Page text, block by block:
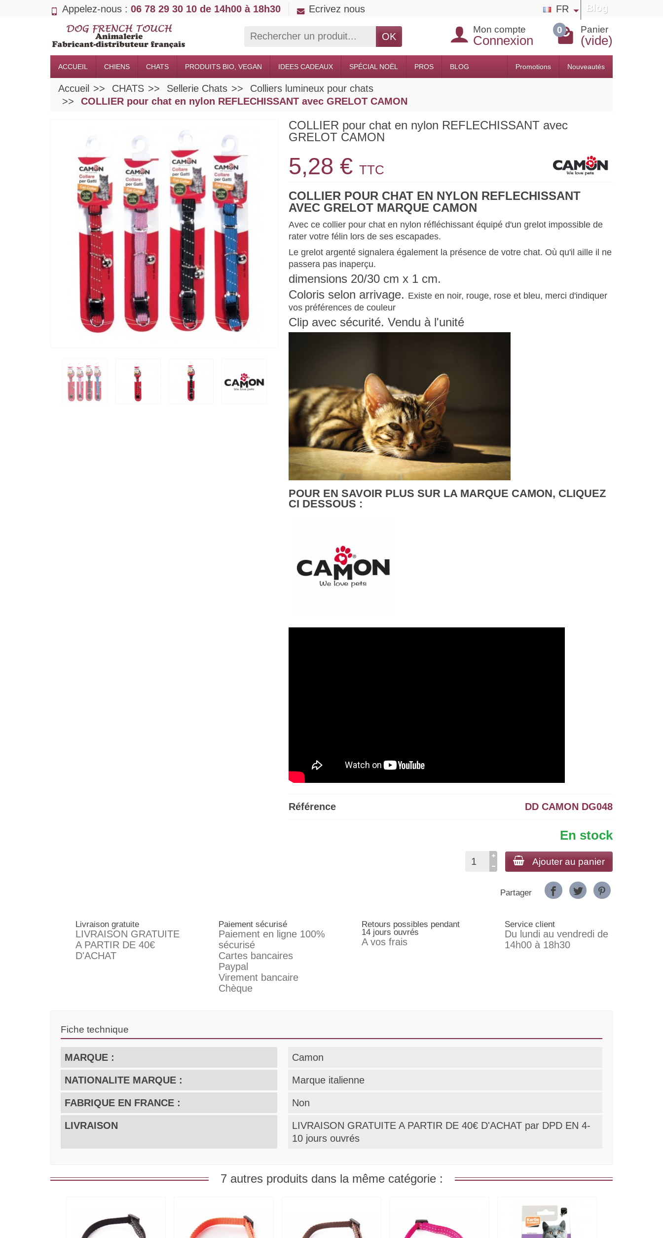
Appelez-nous : 06 78 29 30 10 de 14h00 à 18h30 Ecrivez nous FR Blog
OK
Mon compte
Connexion
0 Panier
(vide)
ACCUEIL CHIENS CHATS PRODUITS BIO, VEGAN IDEES CADEAUX SPÉCIAL NOËL PROS BLOG Promotions Nouveautés
Accueil CHATS Sellerie Chats
Colliers lumineux pour chats
COLLIER pour chat en nylon REFLECHISSANT avec GRELOT CAMON
COLLIER pour chat en nylon REFLECHISSANT avec
GRELOT CAMON
5,28 €TTC
COLLIER POUR CHAT EN NYLON REFLECHISSANT
AVEC GRELOT MARQUE CAMON
Avec cecollier pour chat en nylon réfléchissant équipé d'un grelot impossible de
rater votre félin lors de ses escapades.
Le grelot argenté signalera également la présence de votre chat. Où qu'il aille il ne
passera pas inaperçu.
dimensions 20/30 cm x 1 cm.
Coloris selon arrivage. Existe en noir, rouge, rose et bleu, merci d'indiquer
vos préférences de couleur
Clip avec sécurité. Vendu à l'unité
POUR EN SAVOIR PLUS SUR LA MARQUE CAMON, CLIQUEZ
CI DESSOUS :
Référence DD CAMON DG048
En stock
Ajouter au panier
Partager
Livraison gratuite
LIVRAISON GRATUITE
A PARTIR DE 40€
D'ACHAT
Paiement sécurisé
Paiement en ligne 100%
sécurisé
Cartes bancaires
Paypal
Virement bancaire
Chèque
Retours possibles pendant
14 jours ouvrés
A vos frais
Service client
Du lundi au vendredi de
14h00 à 18h30
Fiche technique
MARQUE : Camon
NATIONALITE MARQUE : Marque italienne
FABRIQUE EN FRANCE : Non
LIVRAISON
LIVRAISON GRATUITE A PARTIR DE 40€ D'ACHAT par DPD EN 4-
10 jours ouvrés
7 autres produits dans la même catégorie :